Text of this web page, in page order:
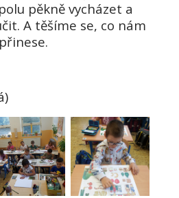
pěkně vycházet a
A těšíme se, co nám